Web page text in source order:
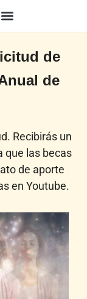
de
de
Recibirás un
que las becas
de aporte
en Youtube.